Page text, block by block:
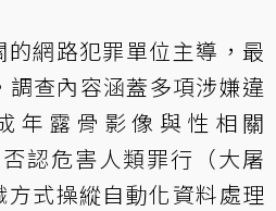
網路犯罪單位主導，最
查內容涵蓋多項涉嫌違
年露骨影像與性相關
認危害人類罪行（大屠
式操縱自動化資料處理